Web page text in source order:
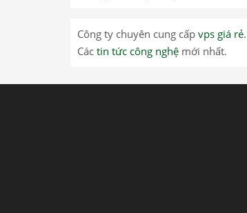
Công ty chuyên cung cấp vps giá rẻ.
Các tin tức công nghệ mới nhất.